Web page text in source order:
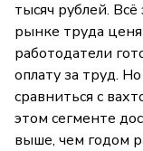
тысяч рублей. Всё
рынке труда
работодатели
оплату за труд.
сравниться с
этом сегменте
выше, чем годом